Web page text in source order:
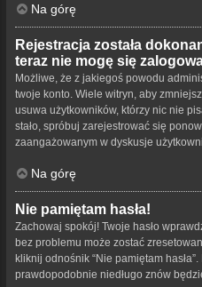
Na górę
Rejestracja została
teraz nie mogę się
Możliwe, że z jakiegoś powodu
twoje konto. Wiele witryn, aby
usuwa użytkowników, którzy nic nie
stało, spróbuj zarejestrować się
zaangażowanym w dyskusje
Na górę
Nie pamiętam hasła!
Zachowaj spokój! Twoje hasło
bez problemu może zostać
kliknij odnośnik “Nie pamiętam
prawdopodobnie niedługo znów